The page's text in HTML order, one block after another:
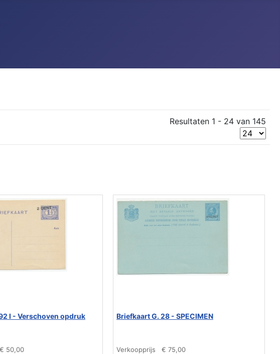
Resultaten 1 - 24 van 145
I - Verschoven opdruk
€ 50,00
Briefkaart G. 28 - SPECIMEN
Verkoopprijs € 75,00